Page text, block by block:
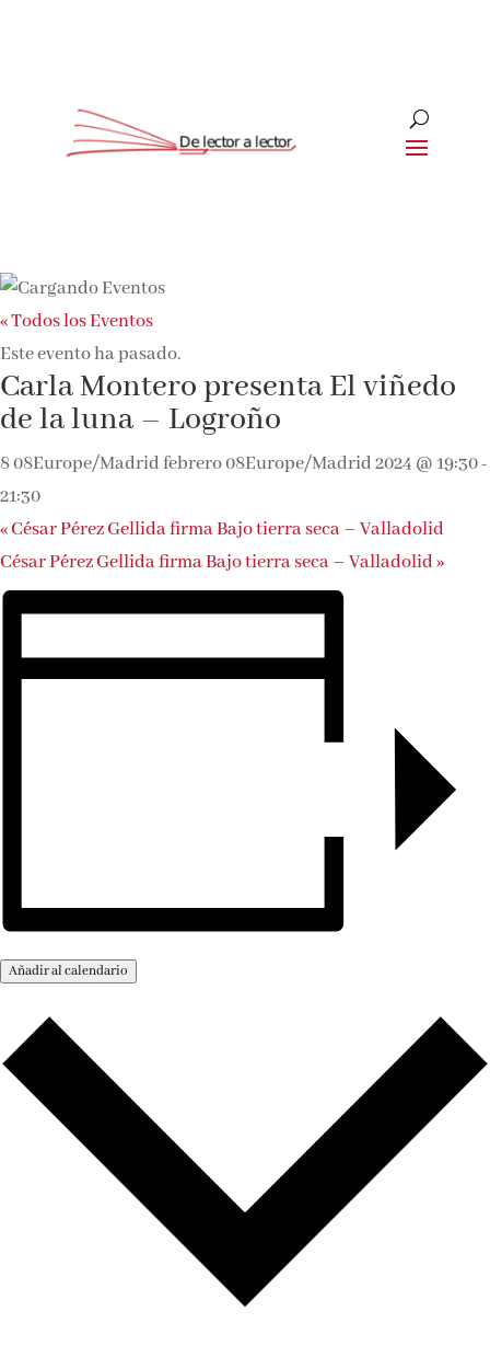
« Todos los Eventos
Este evento ha pasado.
Carla Montero presenta El viñedo
de la luna – Logroño
8 08Europe/Madrid febrero 08Europe/Madrid 2024 @ 19:30-
21:30
«César Pérez Gellida firma Bajo tierra seca – Valladolid
César Pérez Gellida firma Bajo tierra seca – Valladolid»
Añadir al calendario